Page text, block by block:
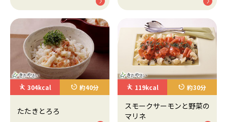
304kcal 約40分
たたきとろろ
119kcal 約30分
スモークサーモンと野菜の
マリネ